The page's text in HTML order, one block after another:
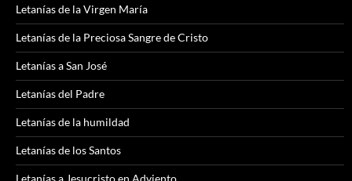
Letanías de la Virgen María
Letanías de la Preciosa Sangre de Cristo
Letanías a San José
Letanías del Padre
Letanías de la humildad
Letanías de los Santos